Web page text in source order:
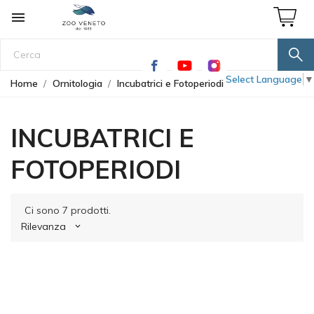
Select Language ▼

Home Ornitologia Incubatrici e Fotoperiodi
INCUBATRICI E
FOTOPERIODI
Ci sono 7 prodotti.
Rilevanza
keyboard_arrow_down